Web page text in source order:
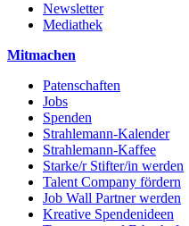
Newsletter
Mediathek
Mitmachen
Patenschaften
Jobs
Spenden
Strahlemann-Kalender
Strahlemann-Kaffee
Starke/r Stifter/in werden
Talent Company fördern
Job Wall Partner werden
Kreative Spendenideen